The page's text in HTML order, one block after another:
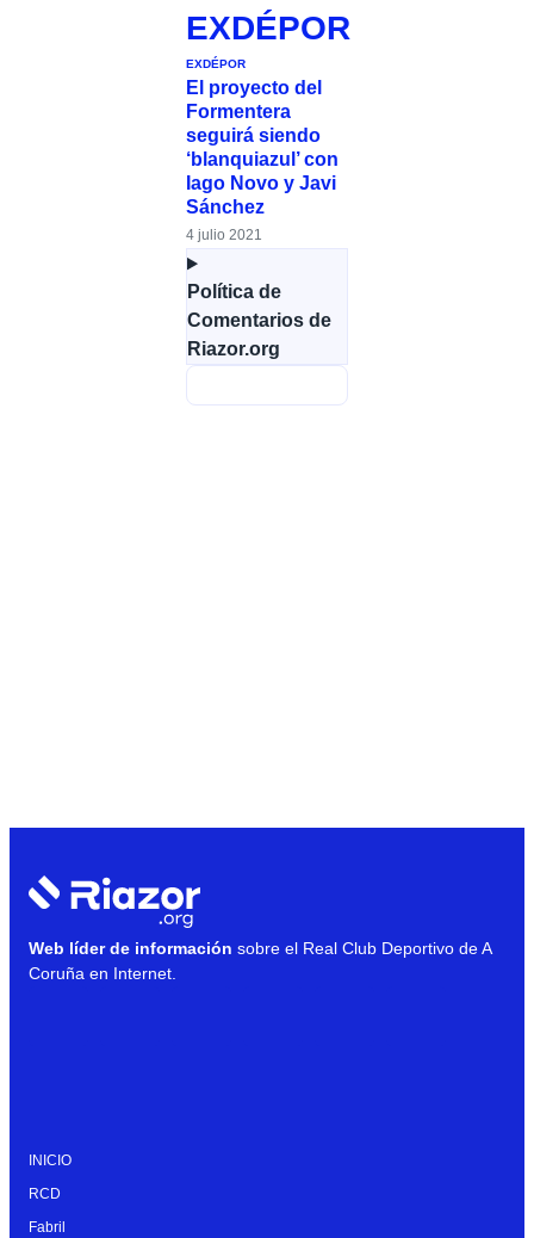
EXDÉPOR
EXDÉPOR
El proyecto del
Formentera
seguirá siendo
‘blanquiazul’ con
Iago Novo y Javi
Sánchez
4 julio 2021
Política de
Comentarios de
Riazor.org
Web líder de información sobre el Real Club Deportivo de A
Coruña en Internet.
INICIO
RCD
Fabril